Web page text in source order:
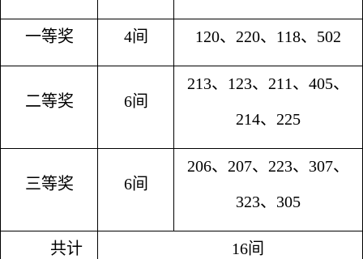
一等奖 4间 120、220、118、502
二等奖 6间
213、123、211、405、
214、225
三等奖 6间
206、207、223、307、
323、305
共计 16间